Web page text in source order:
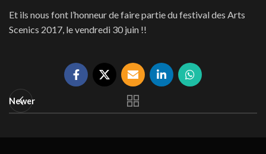
Et ils nous font l’honneur de faire partie du festival des Arts
Scenics 2017, le vendredi 30 juin !!
Newer